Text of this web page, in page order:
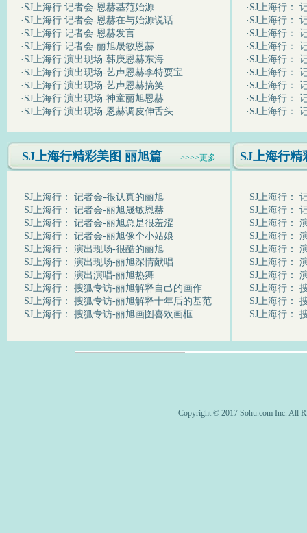
·SJ上海行 记者会-恩赫基范始源
·SJ上海行 记者会-恩赫在与始源说话
·SJ上海行 记者会-恩赫发言
·SJ上海行 记者会-丽旭晟敏恩赫
·SJ上海行 演出现场-韩庚恩赫东海
·SJ上海行 演出现场-艺声恩赫李特耍宝
·SJ上海行 演出现场-艺声恩赫搞笑
·SJ上海行 演出现场-神童丽旭恩赫
·SJ上海行 演出现场-恩赫调皮伸舌头
·SJ上海行：
·SJ上海行：
·SJ上海行：
·SJ上海行：
·SJ上海行：
·SJ上海行：
·SJ上海行：
·SJ上海行：
·SJ上海行：
SJ上海行精彩美图 丽旭篇 >>>>更多 SJ上海行精
·SJ上海行： 记者会-很认真的丽旭
·SJ上海行： 记者会-丽旭晟敏恩赫
·SJ上海行： 记者会-丽旭总是很羞涩
·SJ上海行： 记者会-丽旭像个小姑娘
·SJ上海行： 演出现场-很酷的丽旭
·SJ上海行： 演出现场-丽旭深情献唱
·SJ上海行： 演出演唱-丽旭热舞
·SJ上海行： 搜狐专访-丽旭解释自己的画作
·SJ上海行： 搜狐专访-丽旭解释十年后的基范
·SJ上海行： 搜狐专访-丽旭画图喜欢画框
·SJ上海行：
·SJ上海行：
·SJ上海行：
·SJ上海行：
·SJ上海行：
·SJ上海行：
·SJ上海行：
·SJ上海行：
·SJ上海行：
·SJ上海行：
Copyright © 2017 Sohu.com Inc. All